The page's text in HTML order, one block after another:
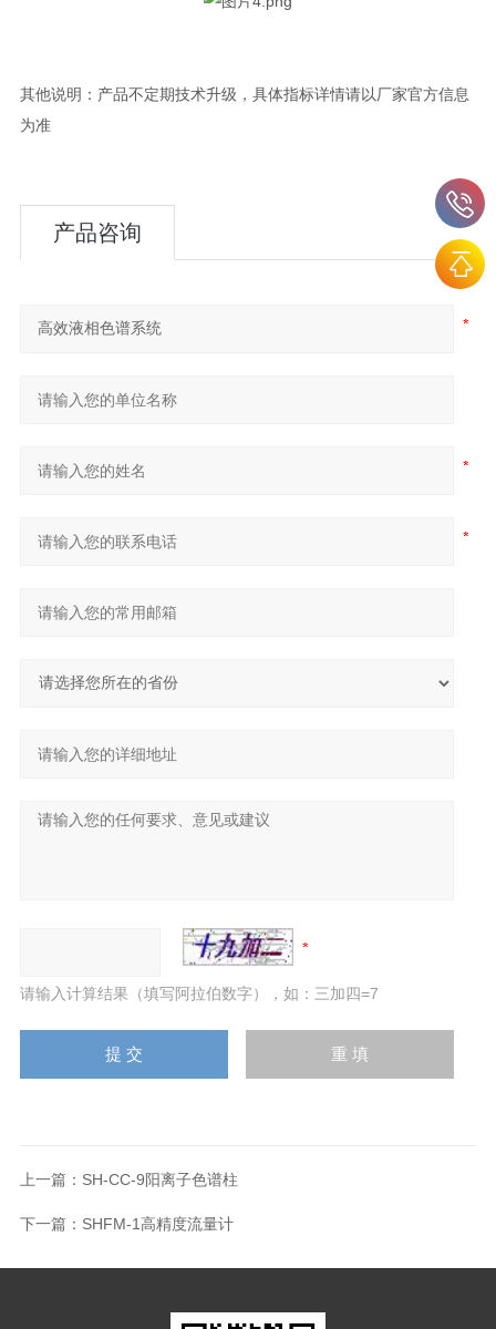
其他说明：产品不定期技术升级，具体指标详情请以厂家官方信息
为准
产品咨询
请输入计算结果（填写阿拉伯数字），如：三加四=7
上一篇： SH-CC-9阳离子色谱柱
下一篇： SHFM-1高精度流量计